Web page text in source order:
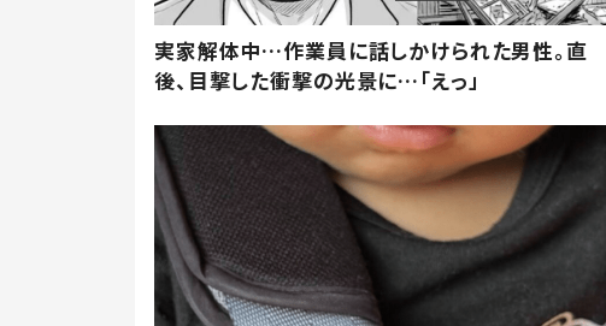
実家解体中…作業員に話しかけられた男性。直
後、目撃した衝撃の光景に…「えっ」